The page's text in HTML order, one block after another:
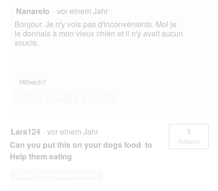
Nanarelo · vor einem Jahr
Bonjour. Je n'y vois pas d'inconvénients. Moi je
le donnais à mon vieux chien et il n'y avait aucun
soucis.
Hilfreich?
Lara124 · vor einem Jahr
Can you put this on your dogs food to
Help them eating
1
Antwort